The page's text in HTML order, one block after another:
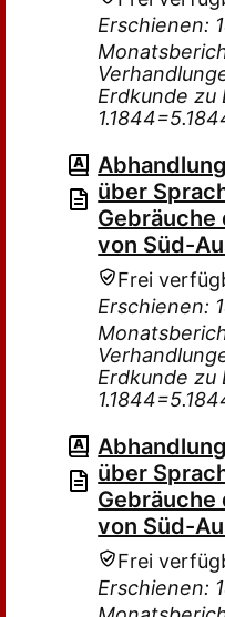
Erschienen:
Erdkunde zu
über
von Süd-
Frei
Erschienen:
Erdkunde zu
über
von Süd-
Frei
Erschienen: